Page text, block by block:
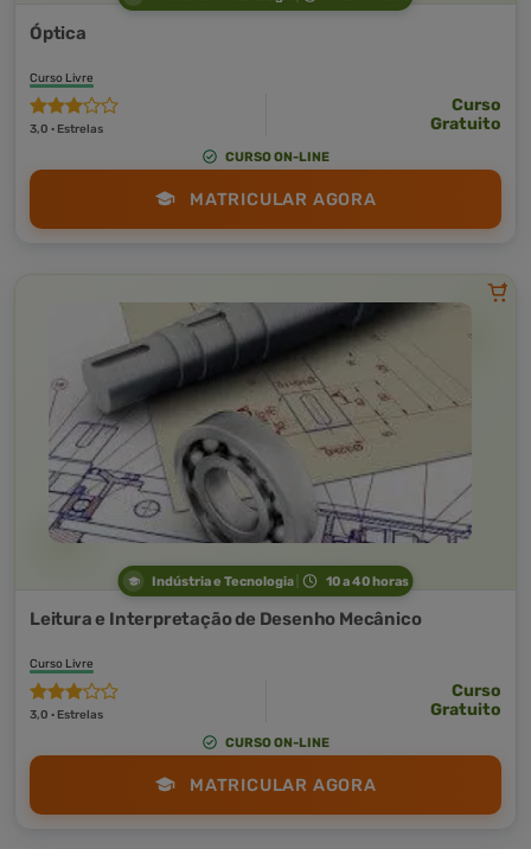
Óptica
Curso Livre
3,0 · Estrelas
Curso
Gratuito
CURSO ON-LINE
MATRICULAR AGORA
Indústria e Tecnologia 10 a 40 horas
Leitura e Interpretação de Desenho Mecânico
Curso Livre
3,0 · Estrelas
Curso
Gratuito
CURSO ON-LINE
MATRICULAR AGORA